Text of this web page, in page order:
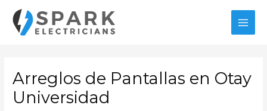
contenido
Arreglos de Pantallas en Otay
Universidad